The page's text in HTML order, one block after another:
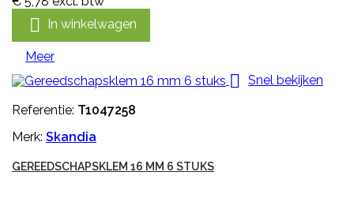
 In winkelwagen
Meer
 Snel bekijken
Referentie: T1047258
Merk: Skandia
GEREEDSCHAPSKLEM 16 MM 6 STUKS